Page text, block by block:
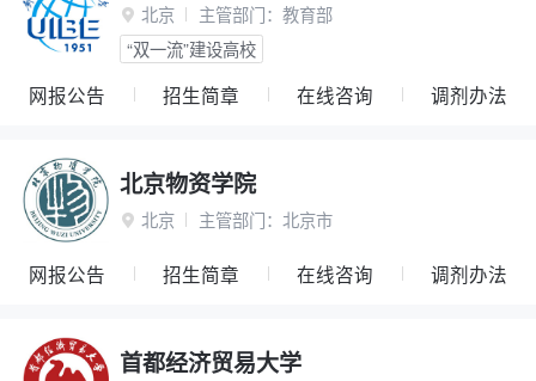
 北京 主管部门： 教育部
“双一流”建设高校
网报公告 招生简章 在线咨询 调剂办法
北京物资学院
 北京 主管部门： 北京市
网报公告 招生简章 在线咨询 调剂办法
首都经济贸易大学